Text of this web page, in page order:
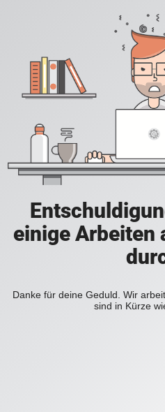
einige Arbeiten
Danke für deine Geduld. Wir
sind in Kürze